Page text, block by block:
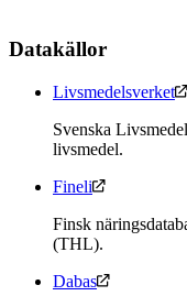
Datakällor
Livsmedelsverket
Svenska
livsmedel.
Fineli
Finsk
(THL).
Dabas